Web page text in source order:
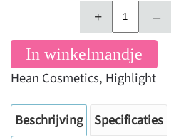
+ –
In winkelmandje
Hean Cosmetics, Highlight
Beschrijving
Specificaties